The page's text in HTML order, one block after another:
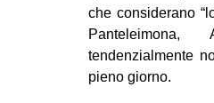
che considerano
Panteleimona,
tendenzialmente
pieno giorno.